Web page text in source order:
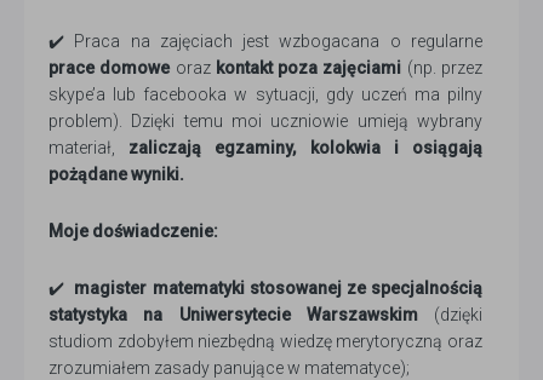
✔️ Praca na zajęciach jest wzbogacana o regularne
prace domoweoraz kontakt poza zajęciami (np. przez
skype’a lub facebooka w sytuacji, gdy uczeń ma pilny
problem). Dzięki temu moi uczniowie umieją wybrany
materiał, zaliczają egzaminy, kolokwia i osiągają
pożądane wyniki.
Moje doświadczenie:
✔️ magister matematyki stosowanej ze specjalnością
statystyka na Uniwersytecie Warszawskim(dzięki
studiom zdobyłem niezbędną wiedzę merytoryczną oraz
zrozumiałem zasady panujące w matematyce);